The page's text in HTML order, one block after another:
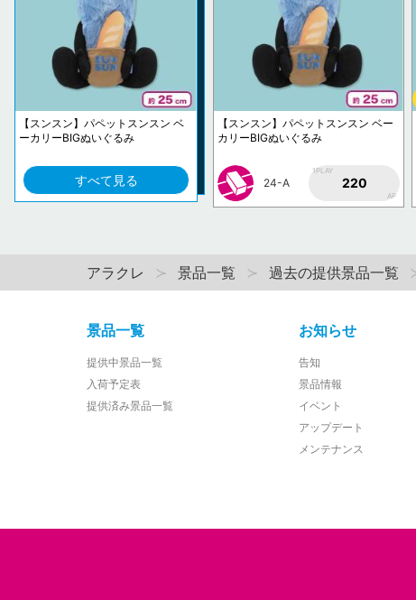
【スンスン】パペットスンスン ベ
ーカリーBIGぬいぐるみ
すべて見る
【スンスン】パペットスンスン ベー
カリーBIGぬいぐるみ
24-A
1PLAY
220
AP
アラクレ 景品一覧 過去の提供景品一覧
景品一覧
提供中景品一覧
入荷予定表
提供済み景品一覧
お知らせ
告知
景品情報
イベント
アップデート
メンテナンス